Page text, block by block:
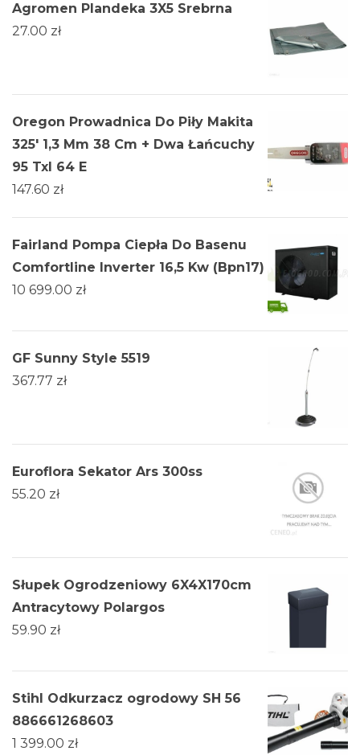
Agromen Plandeka 3X5 Srebrna
27.00 zł
Oregon Prowadnica Do Piły Makita
325' 1,3 Mm 38 Cm + Dwa Łańcuchy
95 Txl 64 E
147.60 zł
Fairland Pompa Ciepła Do Basenu
Comfortline Inverter 16,5 Kw (Bpn17)
10 699.00 zł
GF Sunny Style 5519
367.77 zł
Euroflora Sekator Ars 300ss
55.20 zł
Słupek Ogrodzeniowy 6X4X170cm
Antracytowy Polargos
59.90 zł
Stihl Odkurzacz ogrodowy SH 56
886661268603
1 399.00 zł